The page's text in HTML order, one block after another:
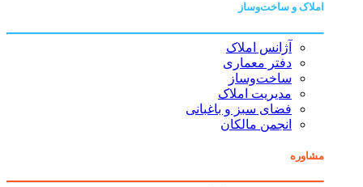
املاک و ساخت‌وساز
آژانس املاک
دفتر معماری
ساخت‌وساز
مدیریت املاک
فضای سبز و باغبانی
انجمن مالکان
مشاوره